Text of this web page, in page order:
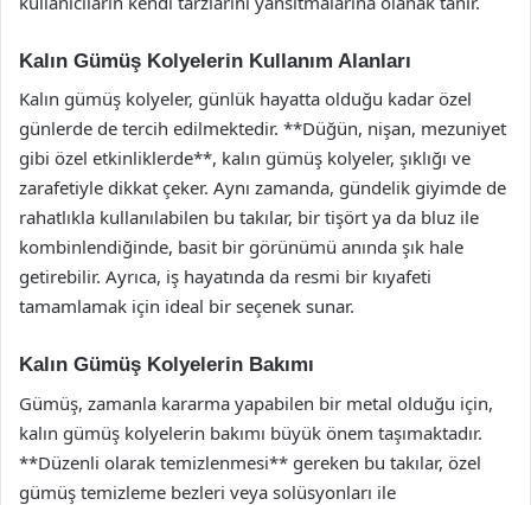
Kalın Gümüş Kolyelerin Kullanım Alanları
Kalın gümüş kolyeler, günlük hayatta olduğu kadar özel
günlerde de tercih edilmektedir. **Düğün, nişan, mezuniyet
gibi özel etkinliklerde**, kalın gümüş kolyeler, şıklığı ve
zarafetiyle dikkat çeker. Aynı zamanda, gündelik giyimde de
rahatlıkla kullanılabilen bu takılar, bir tişört ya da bluz ile
kombinlendiğinde, basit bir görünümü anında şık hale
getirebilir. Ayrıca, iş hayatında da resmi bir kıyafeti
tamamlamak için ideal bir seçenek sunar.
Kalın Gümüş Kolyelerin Bakımı
Gümüş, zamanla kararma yapabilen bir metal olduğu için,
kalın gümüş kolyelerin bakımı büyük önem taşımaktadır.
**Düzenli olarak temizlenmesi** gereken bu takılar, özel
gümüş temizleme bezleri veya solüsyonları ile